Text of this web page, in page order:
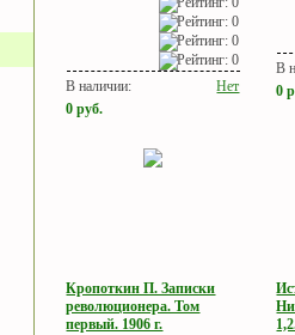
В наличии:
Нет
0руб.
В
0
Кропоткин П. Записки
революционера. Том
первый. 1906 г.